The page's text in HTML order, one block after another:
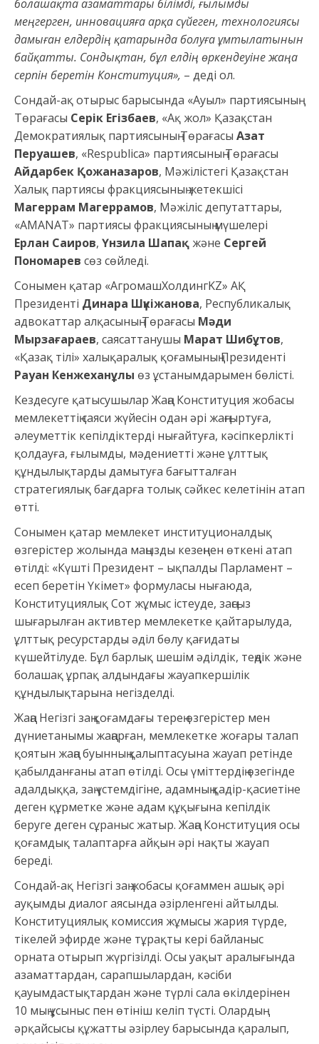
болашақта азаматтары білімді, ғылымды
меңгерген, инновацияға арқа сүйеген, технологиясы
дамыған елдердің қатарында болуға ұмтылатынын
байқатты. Сондықтан, бұл елдің өркендеуіне жаңа
серпін беретін Конституция», – деді ол.
Сондай-ақ отырыс барысында «Ауыл» партиясының
Төрағасы Серік Егізбаев, «Ақ жол» Қазақстан
Демократиялық партиясының Төрағасы Азат
Перуашев, «Respublica» партиясының Төрағасы
Айдарбек Қожаназаров, Мәжілістегі Қазақстан
Халық партиясы фракциясының жетекшісі
Магеррам Магеррамов, Мәжіліс депутаттары,
«AMANAT» партиясы фракциясының мүшелері
Ерлан Саиров, Үнзила Шапақжәне Сергей
Пономарев сөз сөйледі.
Сонымен қатар «АгромашХолдингKZ» АҚ
Президенті Динара Шүкіжанова, Республикалық
адвокаттар алқасының Төрағасы Мәди
Мырзағараев, саясаттанушы Марат Шибұтов,
«Қазақ тілі» халықаралық қоғамының Президенті
Рауан Кенжеханұлы өз ұстанымдарымен бөлісті.
Кездесуге қатысушылар Жаңа Конституция жобасы
мемлекеттің саяси жүйесін одан әрі жаңғыртуға,
әлеуметтік кепілдіктерді нығайтуға, кәсіпкерлікті
қолдауға, ғылымды, мәдениетті және ұлттық
құндылықтарды дамытуға бағытталған
стратегиялық бағдарға толық сәйкес келетінін атап
өтті.
Сонымен қатар мемлекет институционалдық
өзгерістер жолында маңызды кезеңнен өткені атап
өтілді: «Күшті Президент – ықпалды Парламент –
есеп беретін Үкімет» формуласы нығаюда,
Конституциялық Сот жұмыс істеуде, заңсыз
шығарылған активтер мемлекетке қайтарылуда,
ұлттық ресурстарды әділ бөлу қағидаты
күшейтілуде. Бұл барлық шешім әділдік, теңдік және
болашақ ұрпақ алдындағы жауапкершілік
құндылықтарына негізделді.
Жаңа Негізгі заң қоғамдағы терең өзгерістер мен
дүниетанымы жаңарған, мемлекетке жоғары талап
қоятын жаңа буынның қалыптасуына жауап ретінде
қабылданғаны атап өтілді. Осы үміттердің өзегінде
адалдыққа, заң үстемдігіне, адамның қадір-қасиетіне
деген құрметке және адам құқығына кепілдік
беруге деген сұраныс жатыр. Жаңа Конституция осы
қоғамдық талаптарға айқын әрі нақты жауап
береді.
Сондай-ақ Негізгі заң жобасы қоғаммен ашық әрі
ауқымды диалог аясында әзірленгені айтылды.
Конституциялық комиссия жұмысы жария түрде,
тікелей эфирде және тұрақты кері байланыс
орната отырып жүргізілді. Осы уақыт аралығында
азаматтардан, сарапшылардан, кәсіби
қауымдастықтардан және түрлі сала өкілдерінен
10 мың ұсыныс пен өтініш келіп түсті. Олардың
әрқайсысы құжатты әзірлеу барысында қаралып,